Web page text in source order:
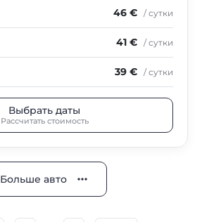
46 € / сутки
41 € / сутки
39 € / сутки
Выбрать даты
Рассчитать стоимость
Больше авто